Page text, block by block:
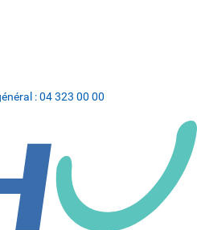
:04 323 00 00